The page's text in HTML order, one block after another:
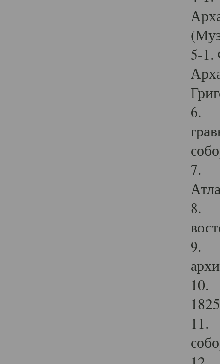
5-1.
6.
7.
8.
9.
10.
11.